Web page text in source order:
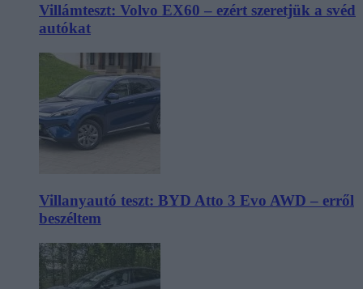
Villámteszt: Volvo EX60 – ezért szeretjük a svéd
autókat
Villanyautó teszt: BYD Atto 3 Evo AWD – erről
beszéltem